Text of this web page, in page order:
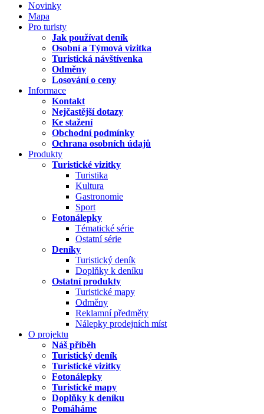
Novinky
Mapa
Pro turisty
Jak používat deník
Osobní a Týmová vizitka
Turistická návštívenka
Odměny
Losování o ceny
Informace
Kontakt
Nejčastější dotazy
Ke stažení
Obchodní podmínky
Ochrana osobních údajů
Produkty
Turistické vizitky
Turistika
Kultura
Gastronomie
Sport
Fotonálepky
Tématické série
Ostatní série
Deníky
Turistický deník
Doplňky k deníku
Ostatní produkty
Turistické mapy
Odměny
Reklamní předměty
Nálepky prodejních míst
O projektu
Náš příběh
Turistický deník
Turistické vizitky
Fotonálepky
Turistické mapy
Doplňky k deníku
Pomáháme